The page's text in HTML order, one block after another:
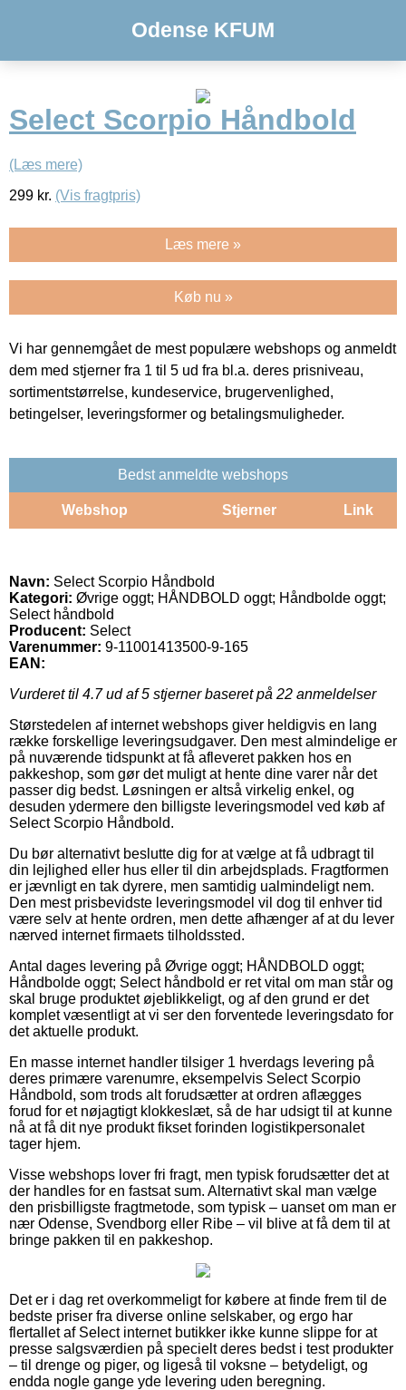
Odense KFUM
Select Scorpio Håndbold
(Læs mere)
299 kr. (Vis fragtpris)
Læs mere »
Køb nu »
Vi har gennemgået de mest populære webshops og anmeldt
dem med stjerner fra 1 til 5 ud fra bl.a. deres prisniveau,
sortimentstørrelse, kundeservice, brugervenlighed,
betingelser, leveringsformer og betalingsmuligheder.
Bedst anmeldte webshops
Webshop Stjerner Link
Navn: Select Scorpio Håndbold
Kategori: Øvrige oggt; HÅNDBOLD oggt; Håndbolde oggt;
Select håndbold
Producent: Select
Varenummer: 9-11001413500-9-165
EAN:
Vurderet til 4.7ud af 5 stjerner baseret på 22 anmeldelser
Størstedelen af internet webshops giver heldigvis en lang
række forskellige leveringsudgaver. Den mest almindelige er
på nuværende tidspunkt at få afleveret pakken hos en
pakkeshop, som gør det muligt at hente dine varer når det
passer dig bedst. Løsningen er altså virkelig enkel, og
desuden ydermere den billigste leveringsmodel ved køb af
Select Scorpio Håndbold.
Du bør alternativt beslutte dig for at vælge at få udbragt til
din lejlighed eller hus eller til din arbejdsplads. Fragtformen
er jævnligt en tak dyrere, men samtidig ualmindeligt nem.
Den mest prisbevidste leveringsmodel vil dog til enhver tid
være selv at hente ordren, men dette afhænger af at du lever
nærved internet firmaets tilholdssted.
Antal dages levering på Øvrige oggt; HÅNDBOLD oggt;
Håndbolde oggt; Select håndbold er ret vital om man står og
skal bruge produktet øjeblikkeligt, og af den grund er det
komplet væsentligt at vi ser den forventede leveringsdato for
det aktuelle produkt.
En masse internet handler tilsiger 1 hverdags levering på
deres primære varenumre, eksempelvis Select Scorpio
Håndbold, som trods alt forudsætter at ordren aflægges
forud for et nøjagtigt klokkeslæt, så de har udsigt til at kunne
nå at få dit nye produkt fikset forinden logistikpersonalet
tager hjem.
Visse webshops lover fri fragt, men typisk forudsætter det at
der handles for en fastsat sum. Alternativt skal man vælge
den prisbilligste fragtmetode, som typisk – uanset om man er
nær Odense, Svendborg eller Ribe – vil blive at få dem til at
bringe pakken til en pakkeshop.
Det er i dag ret overkommeligt for købere at finde frem til de
bedste priser fra diverse online selskaber, og ergo har
flertallet af Select internet butikker ikke kunne slippe for at
presse salgsværdien på specielt deres bedst i test produkter
– til drenge og piger, og ligeså til voksne – betydeligt, og
endda nogle gange yde levering uden beregning.